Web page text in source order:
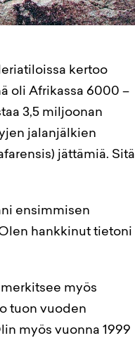
kertoo
oli Afrikassa 6000 –
3,5 miljoonan
jalanjälkien
jättämiä. Sitä
ensimmisen
hankkinut tietoni
myös
tuon vuoden
myös vuonna 1999